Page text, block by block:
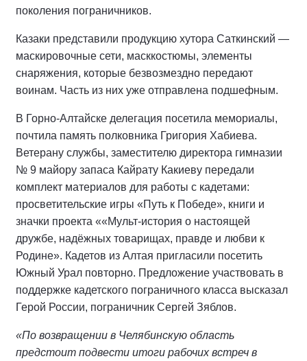
поколения пограничников.
Казаки представили продукцию хутора Саткинский —
маскировочные сети, масккостюмы, элементы
снаряжения, которые безвозмездно передают
воинам. Часть из них уже отправлена подшефным.
В Горно-Алтайске делегация посетила мемориалы,
почтила память полковника Григория Хабиева.
Ветерану службы, заместителю директора гимназии
№ 9 майору запаса Кайрату Какиеву передали
комплект материалов для работы с кадетами:
просветительские игры «Путь к Победе», книги и
значки проекта ««Мульт-история о настоящей
дружбе, надёжных товарищах, правде и любви к
Родине». Кадетов из Алтая пригласили посетить
Южный Урал повторно. Предложение участвовать в
поддержке кадетского пограничного класса высказал
Герой России, пограничник Сергей Зяблов.
«По возвращении в Челябинскую область
предстоит подвести итоги рабочих встреч в